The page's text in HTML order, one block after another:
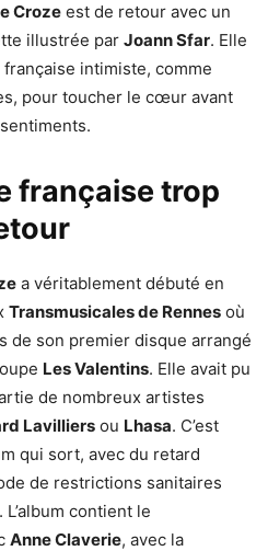
Croze est de retour avec un
illustrée par Joann Sfar. Elle
intimiste, comme
pour toucher le cœur avant
française trop
a véritablement débuté en
Transmusicales de Rennes où
de son premier disque arrangé
Les Valentins. Elle avait pu
de nombreux artistes
Lavilliers ou Lhasa. C’est
qui sort, avec du retard
de restrictions sanitaires
contient le
Anne Claverie, avec la